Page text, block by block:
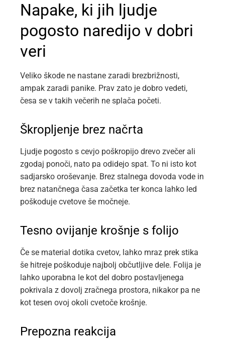
Napake, ki jih ljudje
pogosto naredijo v dobri
veri
Veliko škode ne nastane zaradi brezbrižnosti,
ampak zaradi panike. Prav zato je dobro vedeti,
česa se v takih večerih ne splača početi.
Škropljenje brez načrta
Ljudje pogosto s cevjo poškropijo drevo zvečer ali
zgodaj ponoči, nato pa odidejo spat. To ni isto kot
sadjarsko oroševanje. Brez stalnega dovoda vode in
brez natančnega časa začetka ter konca lahko led
poškoduje cvetove še močneje.
Tesno ovijanje krošnje s folijo
Če se material dotika cvetov, lahko mraz prek stika
še hitreje poškoduje najbolj občutljive dele. Folija je
lahko uporabna le kot del dobro postavljenega
pokrivala z dovolj zračnega prostora, nikakor pa ne
kot tesen ovoj okoli cvetoče krošnje.
Prepozna reakcija